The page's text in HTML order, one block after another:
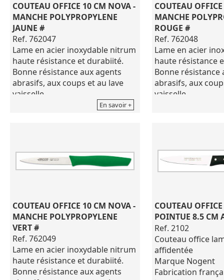
COUTEAU OFFICE 10 CM NOVA -
MANCHE POLYPROPYLENE
JAUNE #
Ref. 762047
Lame en acier inoxydable nitrum
haute résistance et durabiité.
Bonne résistance aux agents
abrasifs, aux coups et au lave
vaisselle.
Usage: Office
Couleur: Vert
Poids: 25 g
existe dans différents coloris
En savoir +
COUTEAU
MANCHE
ROUGE #
Ref. 762048
Lame en acier
haute résistance
Bonne résistance
abrasifs, aux
vaisselle.
Polypropylène
Usage: Office
Couleur: Vert
Poids: 25 g
Existe dans
COUTEAU OFFICE 10 CM NOVA -
MANCHE POLYPROPYLENE
VERT #
Ref. 762049
Lame en acier inoxydable nitrum
haute résistance et durabiité.
Bonne résistance aux agents
COUTEAU
POINTUE 8.5 CM
Ref. 2102
Couteau office
affidentée
Marque Nogent
Fabrication